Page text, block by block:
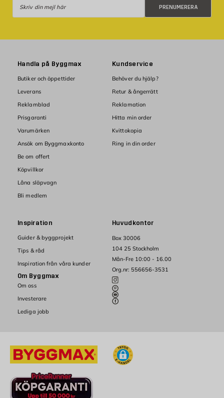
PRENUMERERA
Huvudkontor
Box 30006
104 25 Stockholm
Mån-Fre 10:00 - 16.00
Org.nr: 556656-3531
Handla på Byggmax
Butiker och öppettider
Leverans
Reklamblad
Prisgaranti
Varumärken
Ansök om Byggmaxkonto
Be om offert
Köpvillkor
Låna släpvagn
Bli medlem
Kundservice
Behöver du hjälp?
Retur & ångerrätt
Reklamation
Hitta min order
Kvittokopia
Ring in din order
Inspiration
Guider & byggprojekt
Tips & råd
Inspiration från våra kunder
Om Byggmax
Om oss
Investerare
Lediga jobb